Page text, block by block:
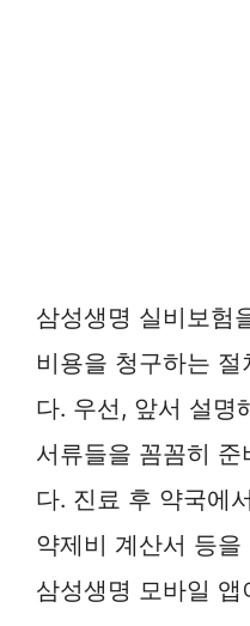
삼성생명 실비보험
비용을 청구하는
다. 우선, 앞서 설명
서류들을 꼼꼼히
다. 진료 후 약국에
약제비 계산서 등
삼성생명 모바일